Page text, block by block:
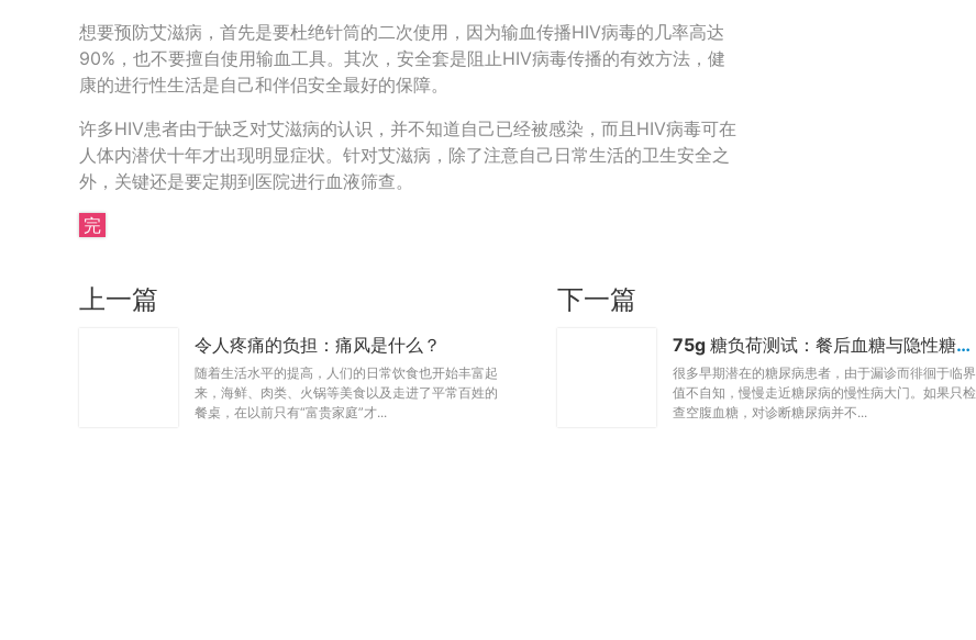
想要预防艾滋病，首先是要杜绝针筒的二次使用，因为输血传播HIV病毒的几率高达
90%，也不要擅自使用输血工具。其次，安全套是阻止HIV病毒传播的有效方法，健
康的进行性生活是自己和伴侣安全最好的保障。
许多HIV患者由于缺乏对艾滋病的认识，并不知道自己已经被感染，而且HIV病毒可在
人体内潜伏十年才出现明显症状。针对艾滋病，除了注意自己日常生活的卫生安全之
外，关键还是要定期到医院进行血液筛查。
完
上一篇
令人疼痛的负担：痛风是什么？
随着生活水平的提高，人们的日常饮食也开始丰富起
来，海鲜、肉类、火锅等美食以及走进了平常百姓的
餐桌，在以前只有“富贵家庭”才...
下一篇
75g 糖负荷测试：餐后血糖与隐性糖尿病
很多早期潜在的糖尿病患者，由于漏诊而徘徊于临界
值不自知，慢慢走近糖尿病的慢性病大门。如果只检
查空腹血糖，对诊断糖尿病并不...